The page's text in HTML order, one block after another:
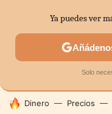
SECTORES
HOY SE HABLA DE
Dinero Precios
Ya puedes ver
Solo